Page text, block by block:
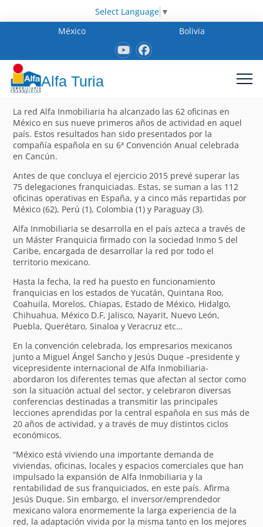
Select Language ▼
México
Bolivia
Alfa Turia
La red Alfa Inmobiliaria ha alcanzado las 62 oficinas en
México en sus nueve primeros años de actividad en aquel
país. Estos resultados han sido presentados por la
compañía española en su 6ª Convención Anual celebrada
en Cancún.
Antes de que concluya el ejercicio 2015 prevé superar las
75 delegaciones franquiciadas. Estas, se suman a las 112
oficinas operativas en España, y a cinco más repartidas por
México (62), Perú (1), Colombia (1) y Paraguay (3).
Alfa Inmobiliaria se desarrolla en el país azteca a través de
un Máster Franquicia firmado con la sociedad Inmo S del
Caribe, encargada de desarrollar la red por todo el
territorio mexicano.
Hasta la fecha, la red ha puesto en funcionamiento
franquicias en los estados de Yucatán, Quintana Roo,
Coahuila, Morelos, Chiapas, Estado de México, Hidalgo,
Chihuahua, México D.F, Jalisco, Nayarit, Nuevo León,
Puebla, Querétaro, Sinaloa y Veracruz etc…
En la convención celebrada, los empresarios mexicanos
junto a Miguel Ángel Sancho y Jesús Duque –presidente y
vicepresidente internacional de Alfa Inmobiliaria-
abordaron los diferentes temas que afectan al sector como
son la situación actual del sector, y celebraron diversas
conferencias destinadas a transmitir las principales
lecciones aprendidas por la central española en sus más de
20 años de actividad, y a través de muy distintos ciclos
económicos.
“México está viviendo una importante demanda de
viviendas, oficinas, locales y espacios comerciales que han
impulsado la expansión de Alfa Inmobiliaria y la
rentabilidad de sus franquiciados, en este país. Afirma
Jesús Duque. Sin embargo, el inversor/emprendedor
mexicano valora enormemente la larga experiencia de la
red, la adaptación vivida por la misma tanto en los mejores